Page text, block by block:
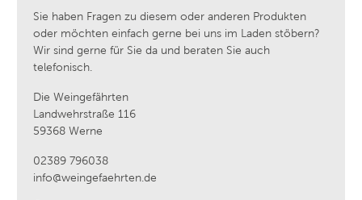
Sie haben Fragen zu diesem oder anderen Produkten
oder möchten einfach gerne bei uns im Laden stöbern?
Wir sind gerne für Sie da und beraten Sie auch
telefonisch.
Die Weingefährten
Landwehrstraße 116
59368 Werne
02389 796038
info@weingefaehrten.de